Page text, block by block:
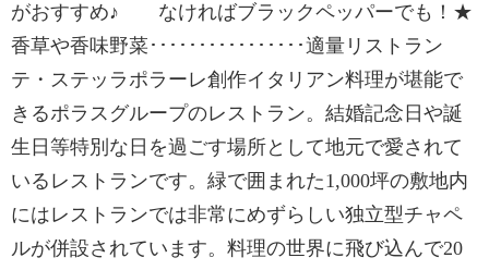
がおすすめ♪ なければブラックペッパーでも！★
香草や香味野菜････････････････適量リストラン
テ・ステッラポラーレ創作イタリアン料理が堪能で
きるポラスグループのレストラン。結婚記念日や誕
生日等特別な日を過ごす場所として地元で愛されて
いるレストランです。緑で囲まれた1,000坪の敷地内
にはレストランでは非常にめずらしい独立型チャペ
ルが併設されています。料理の世界に飛び込んで20